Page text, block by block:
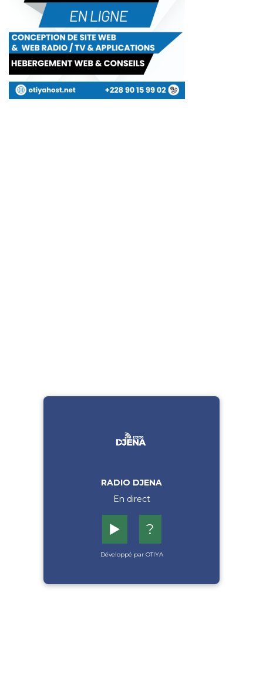
RADIO DJENA
En direct
▶️ ?
Développé par OTIYA